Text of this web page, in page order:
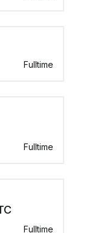
Fulltime
Fulltime
Fulltime